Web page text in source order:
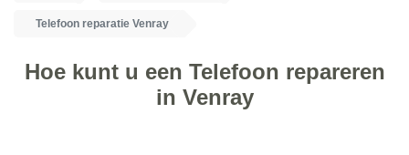
Telefoon reparatie Venray
Hoe kunt u een Telefoon repareren
in Venray